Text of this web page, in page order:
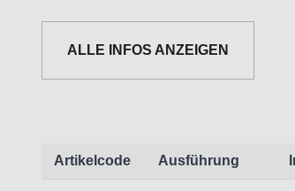
Die Steuerung des Fokus kann
mit einem Durchmesser von
ALLE INFOS ANZEIGEN
Artikelcode Ausführung